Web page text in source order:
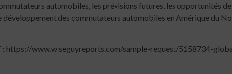
automobiles, les prévisions futures, les opportunités
des commutateurs automobiles en Amérique du
: https://www.wiseguyreports.com/sample-request/5158734-